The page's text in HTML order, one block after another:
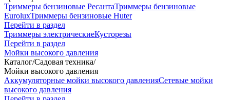
Триммеры бензиновые РесантаТриммеры бензиновые
EuroluxТриммеры бензиновые Huter
Перейти в раздел
Триммеры электрическиеКусторезы
Перейти в раздел
Мойки высокого давления
Каталог/Садовая техника/
Мойки высокого давления
Аккумуляторные мойки высокого давленияСетевые мойки
высокого давления